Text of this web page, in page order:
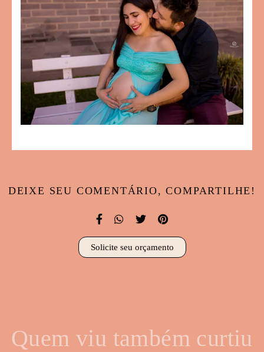
DEIXE SEU COMENTÁRIO, COMPARTILHE!
Solicite seu orçamento
Quem viu também curtiu